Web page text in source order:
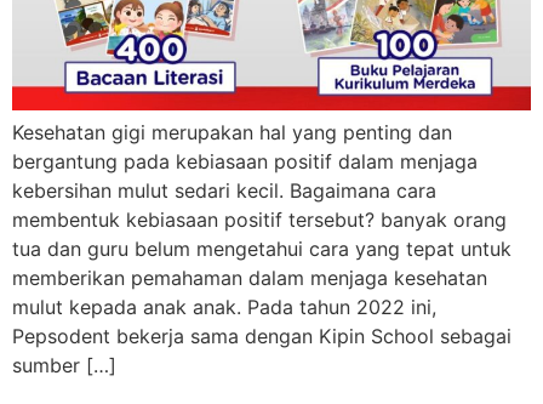
Kesehatan gigi merupakan hal yang penting dan
bergantung pada kebiasaan positif dalam menjaga
kebersihan mulut sedari kecil. Bagaimana cara
membentuk kebiasaan positif tersebut? banyak orang
tua dan guru belum mengetahui cara yang tepat untuk
memberikan pemahaman dalam menjaga kesehatan
mulut kepada anak anak. Pada tahun 2022 ini,
Pepsodent bekerja sama dengan Kipin School sebagai
sumber […]